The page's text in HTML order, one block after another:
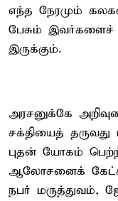
எந்த நேரமும்
பேசும் இவர்களைச்
இருக்கும்.
அரசனுக்கே
சக்தியைத் தருவது
புதன் யோகம்
ஆலோசனைக் கேட்க
நபர்